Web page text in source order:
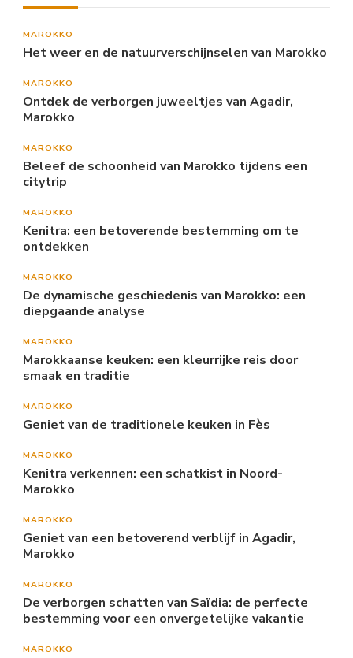
MAROKKO
Het weer en de natuurverschijnselen van Marokko
MAROKKO
Ontdek de verborgen juweeltjes van Agadir,
Marokko
MAROKKO
Beleef de schoonheid van Marokko tijdens een
citytrip
MAROKKO
Kenitra: een betoverende bestemming om te
ontdekken
MAROKKO
De dynamische geschiedenis van Marokko: een
diepgaande analyse
MAROKKO
Marokkaanse keuken: een kleurrijke reis door
smaak en traditie
MAROKKO
Geniet van de traditionele keuken in Fès
MAROKKO
Kenitra verkennen: een schatkist in Noord-
Marokko
MAROKKO
Geniet van een betoverend verblijf in Agadir,
Marokko
MAROKKO
De verborgen schatten van Saïdia: de perfecte
bestemming voor een onvergetelijke vakantie
MAROKKO